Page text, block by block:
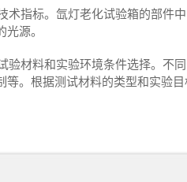
指标‌。氙灯老化试验箱的部件中
源。
材料和实验环境条件选择‌。不同
等‌。根据测试材料的类型和实验